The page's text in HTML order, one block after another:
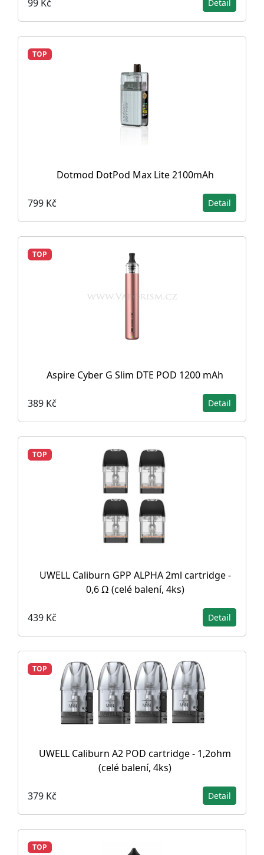
99 Kč Detail
TOP
Dotmod DotPod Max Lite 2100mAh
799 Kč Detail
TOP
Aspire Cyber G Slim DTE POD 1200 mAh
389 Kč Detail
TOP
UWELL Caliburn GPP ALPHA 2ml cartridge -
0,6 Ω (celé balení, 4ks)
439 Kč Detail
TOP
UWELL Caliburn A2 POD cartridge - 1,2ohm
(celé balení, 4ks)
379 Kč Detail
TOP